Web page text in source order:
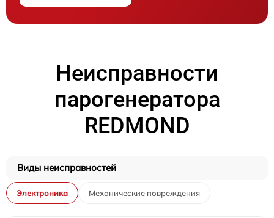
Неисправности
парогенератора
REDMOND
Виды неисправностей
Электроника Механические повреждения